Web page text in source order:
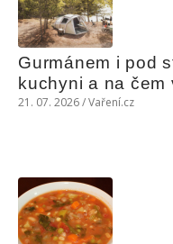
Gurmánem i pod
kuchyni a na čem
21. 07. 2026 / Vaření.cz